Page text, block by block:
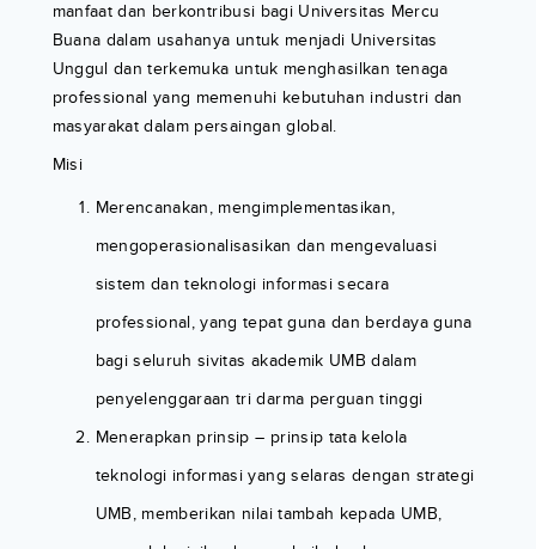
manfaat dan berkontribusi bagi Universitas Mercu
Buana dalam usahanya untuk menjadi Universitas
Unggul dan terkemuka untuk menghasilkan tenaga
professional yang memenuhi kebutuhan industri dan
masyarakat dalam persaingan global.
Misi
Merencanakan, mengimplementasikan,
mengoperasionalisasikan dan mengevaluasi
sistem dan teknologi informasi secara
professional, yang tepat guna dan berdaya guna
bagi seluruh sivitas akademik UMB dalam
penyelenggaraan tri darma perguan tinggi
Menerapkan prinsip – prinsip tata kelola
teknologi informasi yang selaras dengan strategi
UMB, memberikan nilai tambah kepada UMB,